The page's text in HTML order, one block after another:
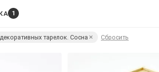
1
тарелок. Сосна Сбросить